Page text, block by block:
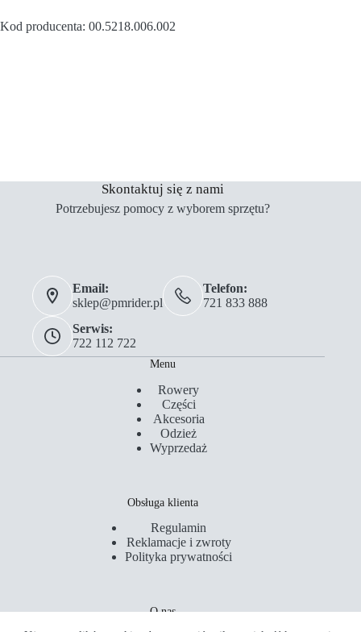
Kod producenta: 00.5218.006.002
Skontaktuj się z nami
Potrzebujesz pomocy z wyborem sprzętu?
Email:
sklep@pmrider.pl
Telefon:
721 833 888
Serwis:
722 112 722
Menu
Rowery
Części
Akcesoria
Odzież
Wyprzedaż
Obsługa klienta
Regulamin
Reklamacje i zwroty
Polityka prywatności
O nas